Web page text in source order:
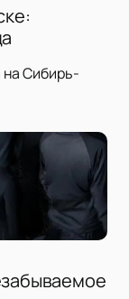
на Сибирь-